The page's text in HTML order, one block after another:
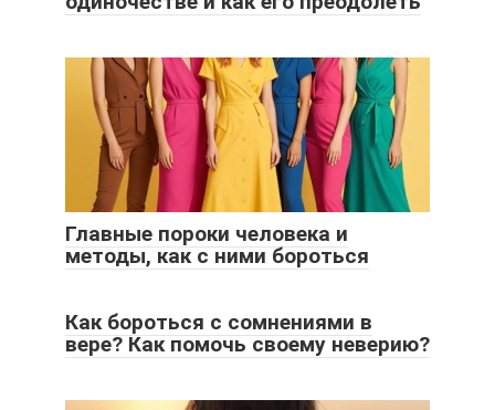
Главные пороки человека и
методы, как с ними бороться
Как бороться с сомнениями в
вере? Как помочь своему неверию?